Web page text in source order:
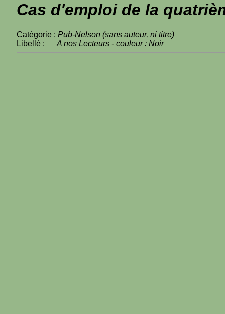
Cas d'emploi de la
Catégorie : Pub-Nelson (sans auteur, ni titre)
Libellé : A nos Lecteurs - couleur : Noir